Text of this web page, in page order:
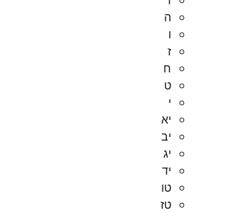
ה
ו
ז
ח
ט
י
יא
יב
יג
יד
טו
טז